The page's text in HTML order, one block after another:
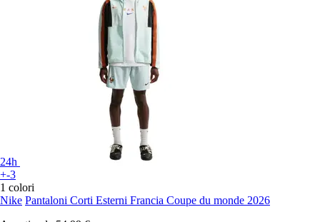
24h
+-3
1 colori
Nike Pantaloni Corti Esterni Francia Coupe du monde 2026